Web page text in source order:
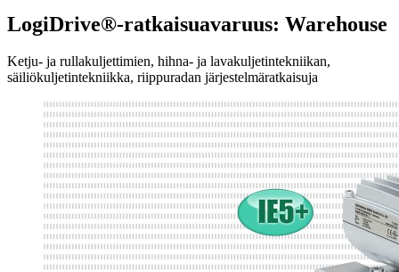
LogiDrive®-ratkaisuavaruus: Warehouse
Ketju- ja rullakuljettimien, hihna- ja lavakuljetintekniikan,
säiliökuljetintekniikka, riippuradan järjestelmäratkaisuja